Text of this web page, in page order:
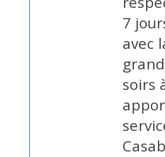
7
avec
soirs